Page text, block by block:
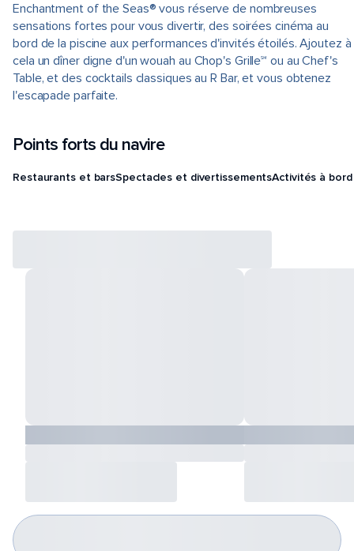
Enchantment of the Seas® vous réserve de nombreuses
sensations fortes pour vous divertir, des soirées cinéma au
bord de la piscine aux performances d'invités étoilés. Ajoutez à
cela un dîner digne d'un wouah au Chop's Grille℠ ou au Chef's
Table, et des cocktails classiques au R Bar, et vous obtenez
l'escapade parfaite.
Points forts du navire
Restaurants et barsSpectacles et divertissementsActivités à bord